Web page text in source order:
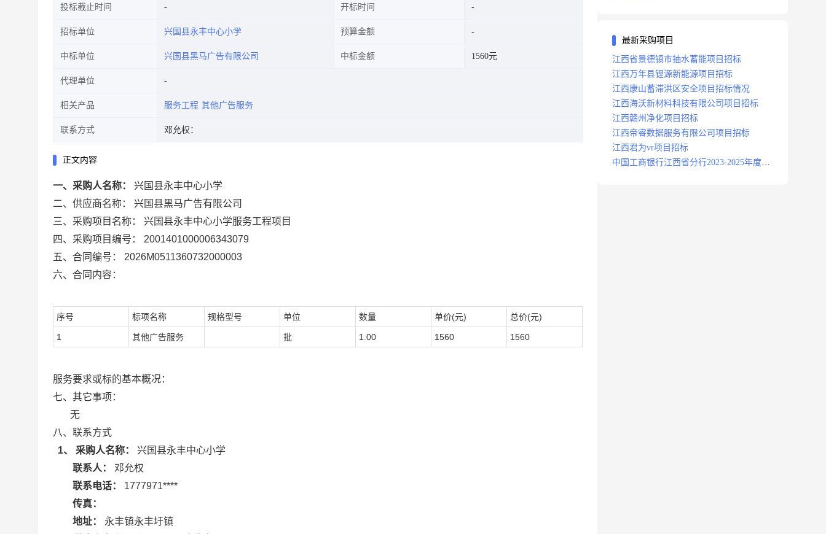
投标截止时间 开标时间
招标单位 兴国县永丰中心小学 预算金额
中标单位 兴国县黑马广告有限公司 中标金额 1560元
代理单位
相关产品 服务工程 其他广告服务
联系方式 邓允权：
正文内容
一、采购人名称：
兴国县永丰中心小学
二、供应商名称：
兴国县黑马广告有限公司
三、采购项目名称：
兴国县永丰中心小学服务工程项目
四、采购项目编号：
2001401000006343079
五、合同编号：
2026M0511360732000003
六、合同内容：
序号 标项名称 规格型号 单位 数量 单价(元) 总价(元)
1 其他广告服务 批 1.00 1560 1560
服务要求或标的基本概况：
七、其它事项：
无
八、联系方式
1、 采购人名称：
兴国县永丰中心小学
联系人：
邓允权
联系电话：
1777971****
传真：
地址：
永丰镇永丰圩镇
最新采购项目
江西省景德镇市抽水蓄能项目招标
江西万年县锂源新能源项目招标
江西康山蓄滞洪区安全项目招标情况
江西海沃新材料科技有限公司项目招标
江西赣州净化项目招标
江西帝睿数据服务有限公司项目招标
江西君为vr项目招标
中国工商银行江西省分行2023-2025年度补